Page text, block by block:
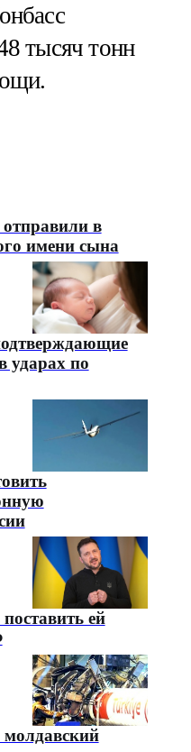
тысяч тонн
в
имени сына
ударах по
ей